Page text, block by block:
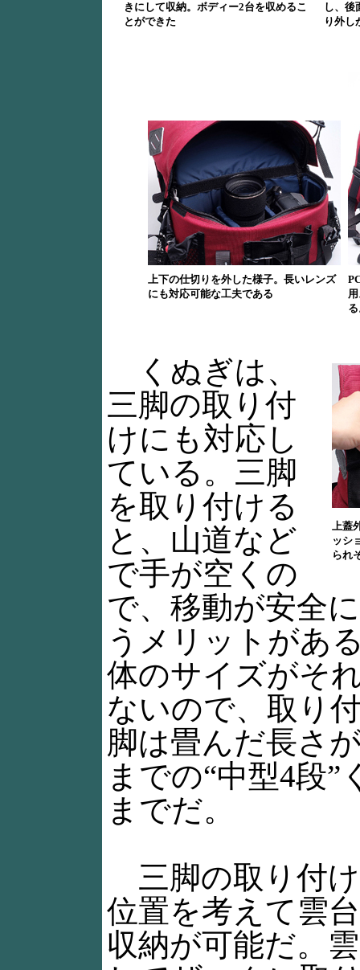
きにして収納。ボディー2台を収めるこ
とができた
し、後
り外し
上下の仕切りを外した様子。長いレンズ
にも対応可能な工夫である
上蓋
ッシ
られ
くぬぎは、
三脚の取り付
けにも対応し
ている。三脚
を取り付ける
と、山道など
で手が空くの
で、移動が安全
うメリットがあ
体のサイズがそ
ないので、取り
脚は畳んだ長さ
までの“中型4段”
までだ。
三脚の取り付
位置を考えて雲
収納が可能だ。